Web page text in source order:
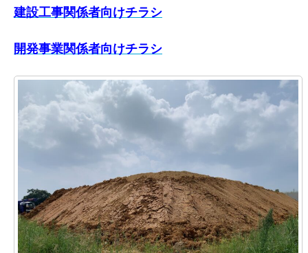
建設工事関係者向けチラシ
開発事業関係者向けチラシ